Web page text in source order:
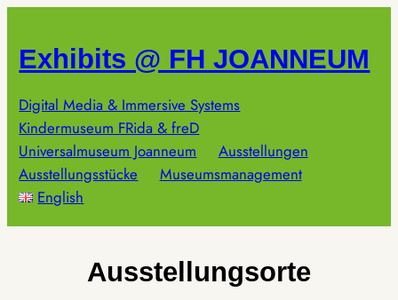
springen
Exhibits @ FH JOANNEUM
Digital Media & Immersive Systems
Kindermuseum FRida & freD
Universalmuseum Joanneum
Ausstellungen
Ausstellungsstücke
Museumsmanagement
English
Ausstellungsorte